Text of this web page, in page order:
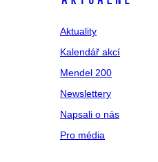
Aktuality
Kalendář akcí
Mendel 200
Newslettery
Napsali o nás
Pro média